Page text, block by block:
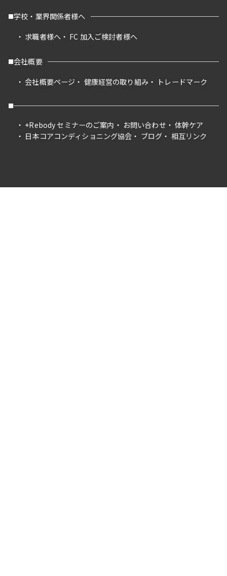
学校・業界関係者様へ
求職者様へ
FC 加入ご検討者様へ
会社概要
会社概要ページ
健康経営の取り組み トレードマーク
+Rebody セミナーのご案内 お問い合わせ
体幹ケア
日本コアコンディショニング協会
ブログ 相互リンク